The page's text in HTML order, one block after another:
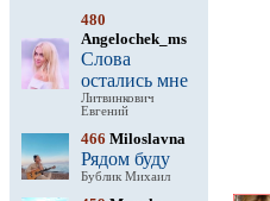
480
Angelochek_ms
Слова
остались мне
Литвинкович
Евгений
466 Miloslavna
Рядом буду
Бублик Михаил